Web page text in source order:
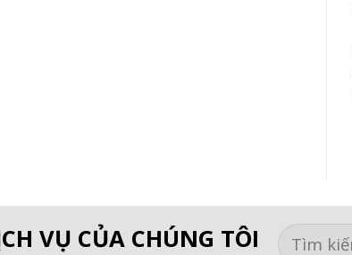
VỤ CỦA CHÚNG TÔI